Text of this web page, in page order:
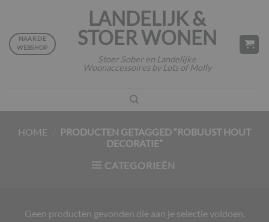
inhoud
LANDELIJK &
STOER WONEN
Stoer Sober en Landelijke
Woonaccessoires by Lots of Molly
NAAR DE
WEBSHOP
HOME
PRODUCTEN GETAGGED “ROBUUST HOUT
DECORATIE”
CATEGORIEËN
Geen producten gevonden die aan je selectie voldoen.